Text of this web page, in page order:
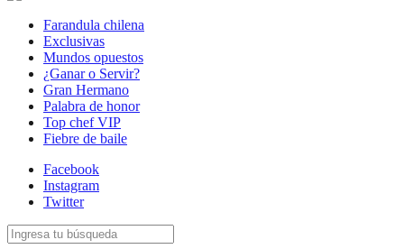
Farandula chilena
Exclusivas
Mundos opuestos
¿Ganar o Servir?
Gran Hermano
Palabra de honor
Top chef VIP
Fiebre de baile
Facebook
Instagram
Twitter